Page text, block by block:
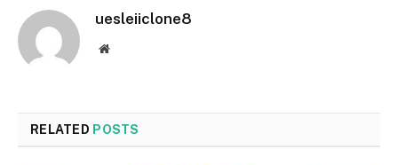
uesleiiclone8
Website
RELATED POSTS